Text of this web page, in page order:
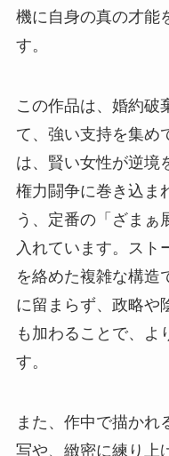
機に自身の真の才能
す。
この作品は、婚約破
て、強い支持を集め
は、賢い女性が逆境
権力闘争に巻き込ま
う、定番の「ざまぁ
入れています。スト
を絡めた複雑な構造
に留まらず、政略や
も加わることで、よ
す。
また、作中で描かれ
写や、緻密に練り上